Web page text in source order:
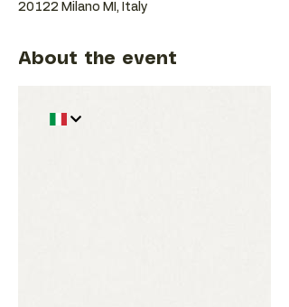
20122 Milano MI, Italy
About the event